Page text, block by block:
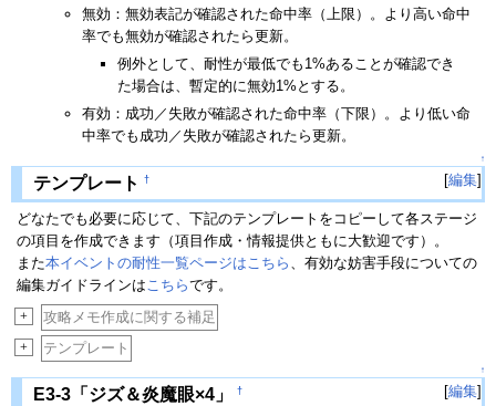
無効：無効表記が確認された命中率（上限）。より高い命中
率でも無効が確認されたら更新。
例外として、耐性が最低でも1%あることが確認でき
た場合は、暫定的に無効1%とする。
有効：成功／失敗が確認された命中率（下限）。より低い命
中率でも成功／失敗が確認されたら更新。
↑
テンプレート † [編集]
どなたでも必要に応じて、下記のテンプレートをコピーして各ステージ
の項目を作成できます（項目作成・情報提供ともに大歓迎です）。
また本イベントの耐性一覧ページはこちら 、有効な妨害手段についての
編集ガイドラインはこちらです。
+ 攻略メモ作成に関する補足
+ テンプレート
↑
E3-3「ジズ＆炎魔眼×4」 † [編集]